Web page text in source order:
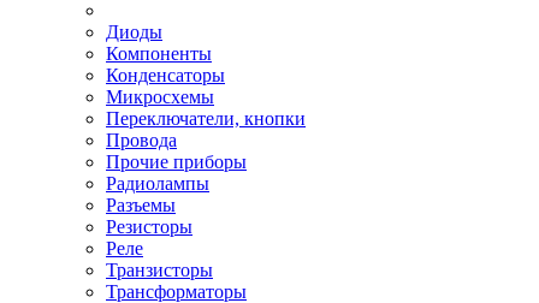
Диоды
Компоненты
Конденсаторы
Микросхемы
Переключатели, кнопки
Провода
Прочие приборы
Радиолампы
Разъемы
Резисторы
Реле
Транзисторы
Трансформаторы